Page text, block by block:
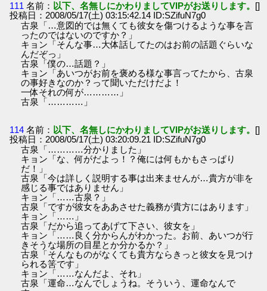
111 名前： 以下、名無しにかわりましてVIPがお送りします。 []
投稿日：2008/05/17(土) 03:15:42.14 ID:SZifuN7g0
古泉「…意図的では無くても彼女を傷つけるような事を言
ったのではないのですか？」
キョン「そんな事…大体話してたのはお前の話題ぐらいな
んだぞっ」
古泉「僕の…話題？」
キョン「あいつがお前を褒める様な事言ってたから、古泉
の事好きなのか？って聞いただけだよ！
一体それの何が…………」
古泉「…………」
114 名前： 以下、名無しにかわりましてVIPがお送りします。 []
投稿日：2008/05/17(土) 03:20:09.21 ID:SZifuN7g0
古泉「…………分かりました」
キョン「な、何がだよっ！？俺には何もかもさっぱり
だ！」
古泉「今は詳しく説明する事は出来ませんが…貴方が非を
感じる事ではありません」
キョン「……古泉？」
古泉「ですが彼女をああさせた義務が貴方にはあります」
キョン「……」
古泉「だから追ってあげて下さい、彼女を」
キョン「……良く分からんがわかった。お前、あいつが行
きそうな場所の目星とか分かるか？」
古泉「そんなものがなくても貴方ならきっと彼女を見つけ
られる筈です」
キョン「……なんだよ、それ」
古泉「運命…なんでしょうね。そういう、運命なんで